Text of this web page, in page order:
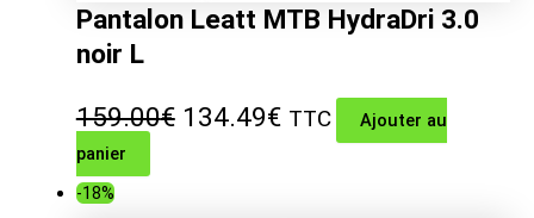
Pantalon Leatt MTB HydraDri 3.0
noir L
159.00€ Le
134.49€Le
TTC
Ajouter au
panier
-18%